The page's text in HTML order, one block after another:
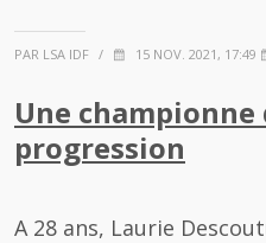
PAR LSA IDF / 15 NOV. 2021, 17:49
Une
progression
A 28 ans, Laurie